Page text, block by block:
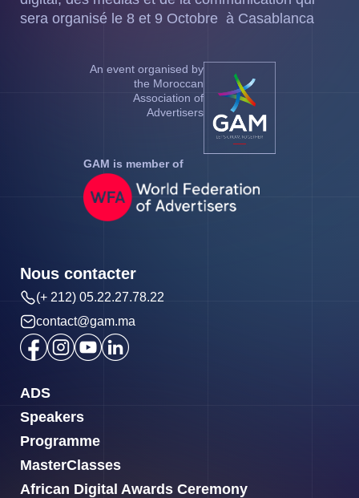
sera organisé le 8 et 9 Octobre à Casablanca
An event organised by
the Moroccan
Association of
Advertisers
GAM is member of
ADS
Speakers
Programme
MasterClasses
African Digital Awards Ceremony
Nous contacter
(+ 212) 05.22.27.78.22
contact@gam.ma